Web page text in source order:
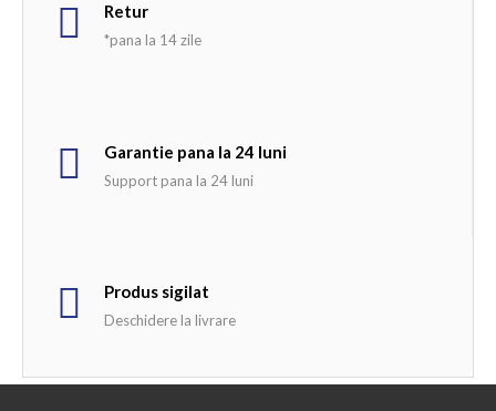
Retur
*pana la 14 zile
Garantie pana la 24 luni
Support pana la 24 luni
Produs sigilat
Deschidere la livrare